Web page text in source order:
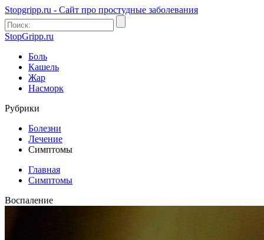
Stopgripp.ru - Cайт про простудные заболевания
StopGripp.ru
Боль
Кашель
Жар
Насморк
Рубрики
Болезни
Лечение
Симптомы
Главная
Симптомы
Воспаление